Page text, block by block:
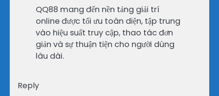
QQ88 mang đến nền tảng giải trí
online được tối ưu toàn diện, tập trung
vào hiệu suất truy cập, thao tác đơn
giản và sự thuận tiện cho người dùng
lâu dài.
Reply